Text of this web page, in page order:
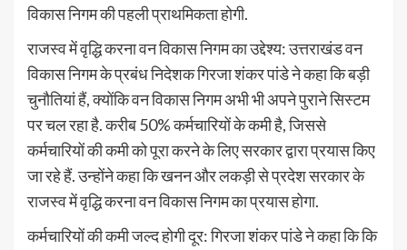
विकास निगम की पहली प्राथमिकता होगी.
राजस्व में वृद्धि करना वन विकास निगम का उद्देश्य: उत्तराखंड वन
विकास निगम के प्रबंध निदेशक गिरजा शंकर पांडे ने कहा कि बड़ी
चुनौतियां हैं, क्योंकि वन विकास निगम अभी भी अपने पुराने सिस्टम
पर चल रहा है. करीब 50% कर्मचारियों के कमी है, जिससे
कर्मचारियों की कमी को पूरा करने के लिए सरकार द्वारा प्रयास किए
जा रहे हैं. उन्होंने कहा कि खनन और लकड़ी से प्रदेश सरकार के
राजस्व में वृद्धि करना वन विकास निगम का प्रयास होगा.
कर्मचारियों की कमी जल्द होगी दूर: गिरजा शंकर पांडे ने कहा कि कि